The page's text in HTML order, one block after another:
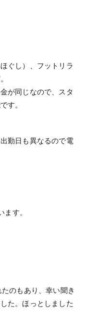
ぐし）、フットリラ
が同じなので、スタ
す。
勤日も異なるので電
す。
のもあり、幸い聞き
た。ほっとしました